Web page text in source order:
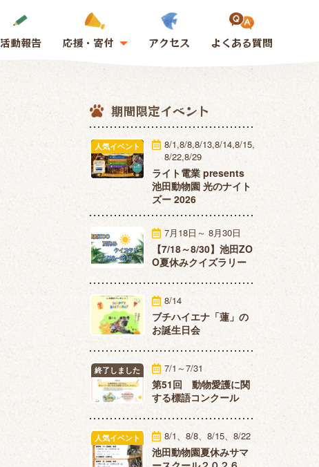
活動報告 応援・寄付 アクセス よくある質問
期間限定イベント
人気イベント
8/1,8/8,8/13,8/14,8/15,
8/22,8/29
ライト電業 presents
池田動物園 光のナイト
ズー 2026
7月18日～ 8月30日
【7/18～8/30】池田ZO
O夏休みクイズラリー
8/14
ブチハイエナ「蓮」の
お誕生日会
終了しました 7/1～7/31
第51回 動物愛護に関
する標語コンクール
人気イベント 8/1、8/8、8/15、8/22
池田動物園夏休みサマ